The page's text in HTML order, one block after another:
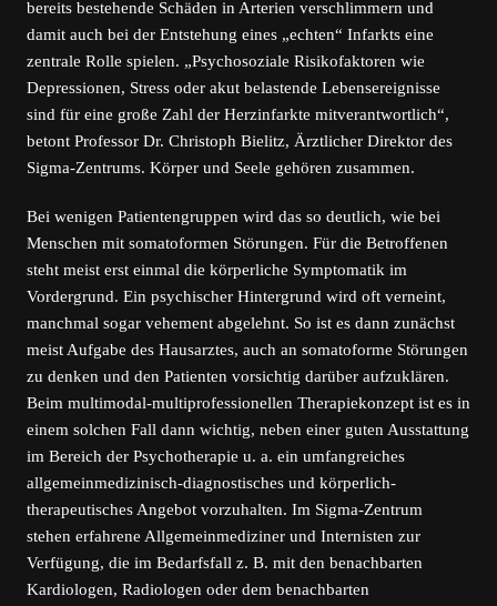
bereits bestehende Schäden in Arterien verschlimmern und
damit auch bei der Entstehung eines „echten“ Infarkts eine
zentrale Rolle spielen. „Psychosoziale Risikofaktoren wie
Depressionen, Stress oder akut belastende Lebensereignisse
sind für eine große Zahl der Herzinfarkte mitverantwortlich“,
betont Professor Dr. Christoph Bielitz, Ärztlicher Direktor des
Sigma-Zentrums. Körper und Seele gehören zusammen.
Bei wenigen Patientengruppen wird das so deutlich, wie bei
Menschen mit somatoformen Störungen. Für die Betroffenen
steht meist erst einmal die körperliche Symptomatik im
Vordergrund. Ein psychischer Hintergrund wird oft verneint,
manchmal sogar vehement abgelehnt. So ist es dann zunächst
meist Aufgabe des Hausarztes, auch an somatoforme Störungen
zu denken und den Patienten vorsichtig darüber aufzuklären.
Beim multimodal-multiprofessionellen Therapiekonzept ist es in
einem solchen Fall dann wichtig, neben einer guten Ausstattung
im Bereich der Psychotherapie u. a. ein umfangreiches
allgemeinmedizinisch-diagnostisches und körperlich-
therapeutisches Angebot vorzuhalten. Im Sigma-Zentrum
stehen erfahrene Allgemeinmediziner und Internisten zur
Verfügung, die im Bedarfsfall z. B. mit den benachbarten
Kardiologen, Radiologen oder dem benachbarten